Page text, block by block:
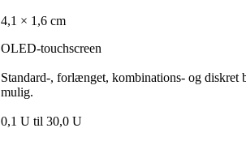
4,1 × 1,6 cm
OLED-touchscreen
Standard-, forlænget, kombinations- og diskret
mulig.
0,1 U til 30,0 U